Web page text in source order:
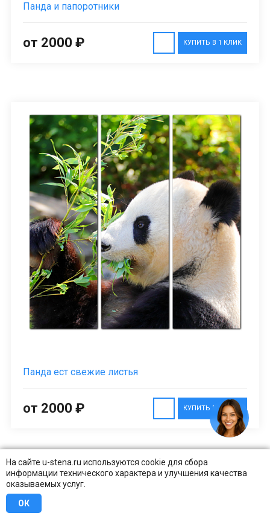
На сайте u-stena.ru используются cookie для сбора
информации технического характера и улучшения качества
оказываемых услуг.
ОК
Панда и папоротники
КУПИТЬ В 1 КЛИК
от 2000 ₽
Панда ест свежие листья
КУПИТЬ В 1 КЛИК
от 2000 ₽